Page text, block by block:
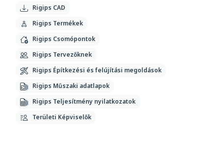
Rigips CAD
Rigips Termékek
Rigips Csomópontok
Rigips Tervezőknek
Rigips Építkezési és felújítási megoldások
Rigips Műszaki adatlapok
Rigips Teljesítmény nyilatkozatok
Területi Képviselők